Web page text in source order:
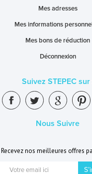
Mes adresses
Mes informations
Mes bons de réduction
Déconnexion
Suivez STEPEC sur
Nous Suivre
Recevez nos meilleures offres